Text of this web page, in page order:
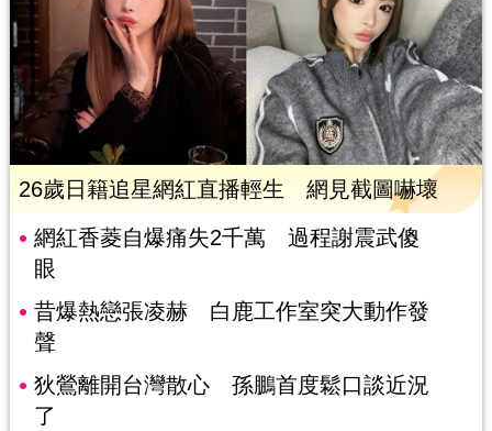
26歲日籍追星網紅直播輕生 網見截圖嚇壞
網紅香菱自爆痛失2千萬 過程謝震武傻
眼
昔爆熱戀張凌赫 白鹿工作室突大動作發
聲
狄鶯離開台灣散心 孫鵬首度鬆口談近況
了